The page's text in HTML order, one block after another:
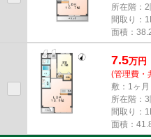
所在階：
間取り：
面積：
7.5万円
(管理費・
敷：1ヶ
所在階：
間取り：
面積：